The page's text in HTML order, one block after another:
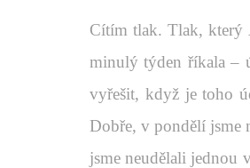
Cítím tlak. Tlak, který
minulý týden říkala –
vyřešit, když je toho
Dobře, v pondělí jsme
jsme neudělali jednou